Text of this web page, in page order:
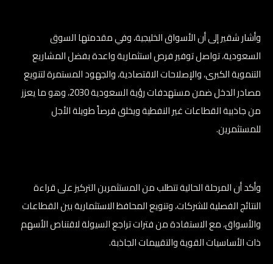
وأشار شقير إلى أن الأسواق الخليجية، وفي مقدمتها السوق
السعودية، تواصل توفير فرص استثمارية واعدة بفضل المشاريع
التنموية الكبرى، والإصلاحات الاقتصادية، والجهود المستمرة لتنويع
مصادر الدخل ضمن مستهدفات رؤية السعودية 2030، وهو ما يعزز
من جاذبية القطاعات غير النفطية ويخلق فرصاً طويلة الأجل
للمستثمرين.
وأكد أن المرحلة الحالية تتطلب من المستثمرين التركيز على قراءة
النتائج الفصلية للشركات، وتنويع المحافظ الاستثمارية بين القطاعات
والأسواق، مع الاستفادة من فترات تراجع السيولة لاقتناص الأسهم
ذات الأساسيات القوية والتقييمات الجاذبة.